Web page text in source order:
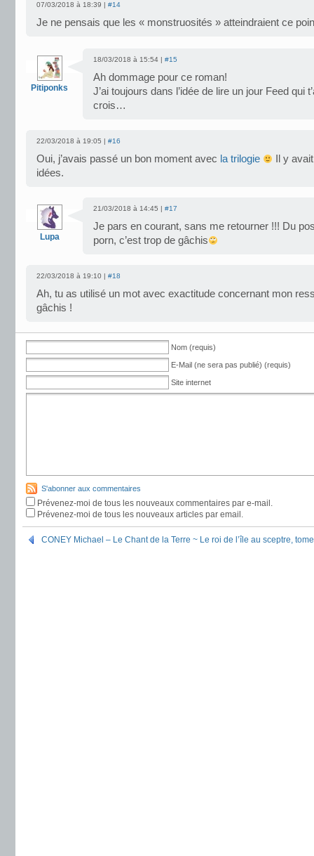
07/03/2018 à 18:39 | #14
Je ne pensais que les « monstruosités » atteindraient ce
Pitiponks
18/03/2018 à 15:54 | #15
Ah dommage pour ce roman!
J’ai toujours dans l’idée de lire un jour Feed qui
crois…
22/03/2018 à 19:05 | #16
Oui, j’avais passé un bon moment avec la trilogie
Il y
idées.
Lupa
21/03/2018 à 14:45 | #17
Je pars en courant, sans me retourner !!! Du
porn, c’est trop de gâchis
22/03/2018 à 19:10 | #18
Ah, tu as utilisé un mot avec exactitude concernant mon
gâchis !
Nom (requis)
E-Mail (ne sera pas publié) (requis)
Site internet
S'abonner aux commentaires
Prévenez-moi de tous les nouveaux commentaires par e-mail.
Prévenez-moi de tous les nouveaux articles par email.
CONEY Michael – Le Chant de la Terre ~ Le roi de l’île au sceptre,